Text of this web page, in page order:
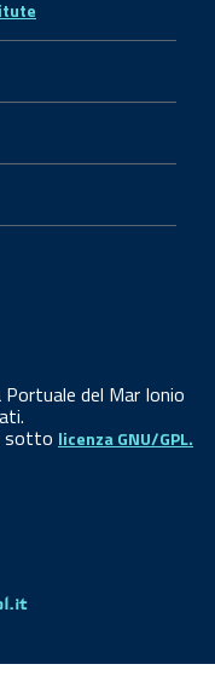
del Mar Ionio
sotto licenza GNU/GPL.